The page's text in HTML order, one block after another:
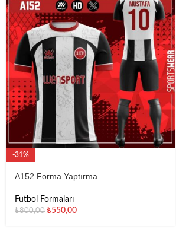
-31%
A152 Forma Yaptırma
Futbol Formaları
₺800,00 ₺550,00